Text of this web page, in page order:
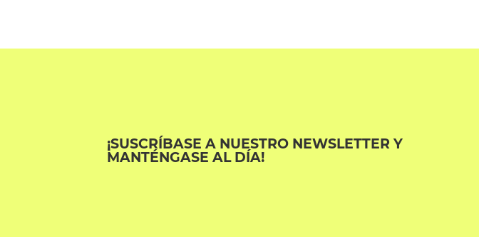
¡SUSCRÍBASE A NUESTRO NEWSLETTER Y
MANTÉNGASE AL DÍA!